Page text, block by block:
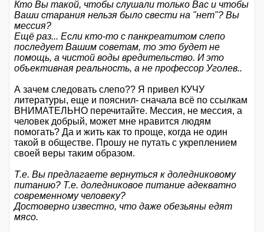
Кто Вы такой, чтобы слушали только Вас и чтобы
Ваши старания нельзя было свести на "нет"? Вы
мессия?
Ещё раз... Если кто-то с панкреатитом слепо
последует Вашим советам, то это будет не
помощь, а чистой воды вредительство. И это
объективная реальность, а не профессор Уголев..
А зачем следовать слепо?? Я привел КУЧУ
литературы, еще и пояснил- сначала всё по ссылкам
ВНИМАТЕЛЬНО перечитайте. Мессия, не мессия, а
человек добрый, может мне нравится людям
помогать? Да и жить как то проще, когда не один
такой в обществе. Прошу не путать с укреплением
своей веры таким образом.
Т.е. Вы предлагаете вернуться к доледниковому
питанию? Т.е. доледниковое питание адекватно
современному человеку?
Достоверно известно, что даже обезьяны едят
мясо.